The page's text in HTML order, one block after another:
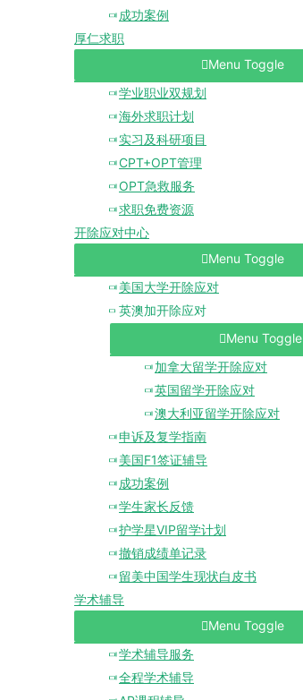
成功案例
厚仁求职
Menu Toggle
学业职业双规划
海外求职计划
实习及科研项目
CPT+OPT管理
OPT急救服务
求职免费资源
开除应对中心
Menu Toggle
美国大学开除应对
英澳加开除应对
Menu Toggle
加拿大留学开除应对
英国留学开除应对
澳大利亚留学开除应对
申诉及复学指南
美国F1签证辅导
成功案例
学生家长反馈
护学星VIP留学计划
撤销成绩单记录
留美中国学生现状白皮书
学术辅导
Menu Toggle
学术辅导服务
全程学术辅导